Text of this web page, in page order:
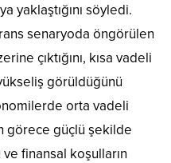
yaklaştığını söyledi.
senaryoda öngörülen
çıktığını, kısa vadeli
görüldüğünü
orta vadeli
görece güçlü şekilde
finansal koşulların